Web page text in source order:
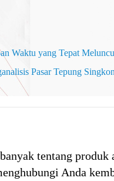
Waktu yang Tepat
Pasar Tepung
tentang
Anda